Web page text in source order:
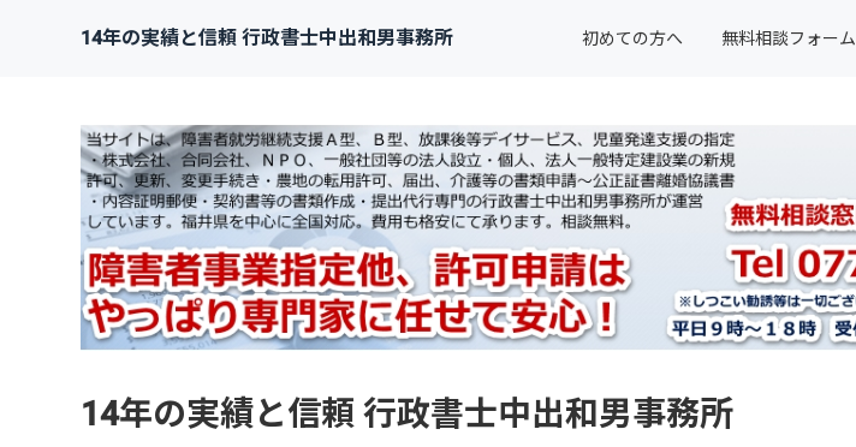
14年の実績と信頼 行政書士中出和男事務所 初めての方へ 無料相談フォーム
14年の実績と信頼 行政書士中出和男事務所